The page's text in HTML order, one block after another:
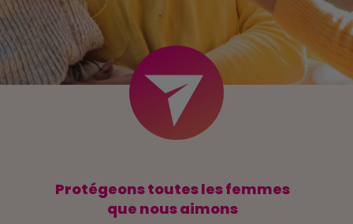
Protégeons toutes les femmes
que nous aimons